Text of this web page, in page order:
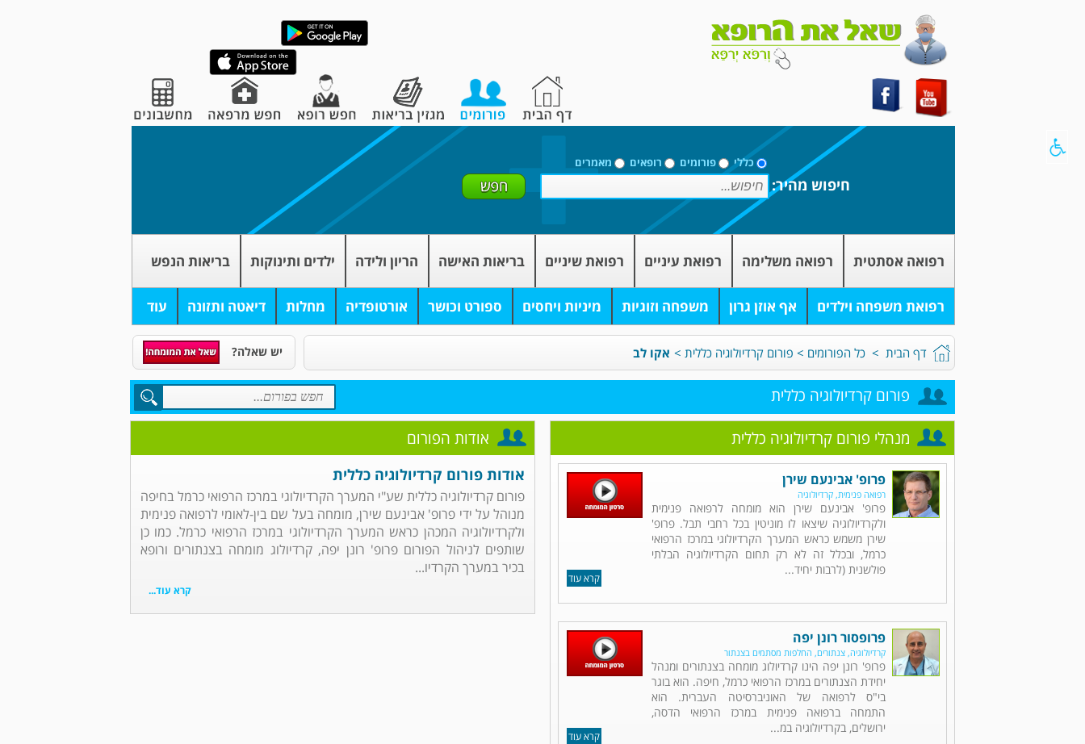
כללי פורומים רופאים מאמרים
חיפוש מהיר:
רפואה אסתטית רפואה משלימה רפואת עיניים רפואת שיניים בריאות האישה הריון ולידה ילדים ותינוקות בריאות הנפש
רפואת משפחה וילדים אף אוזן גרון משפחה וזוגיות מיניות ויחסים ספורט וכושר אורטופדיה מחלות דיאטה ותזונה עוד
דף הבית > כל הפורומים > פורום קרדיולוגיה כללית > אקו לב יש שאלה?
פורום קרדיולוגיה כללית
אודות הפורום
אודות פורום קרדיולוגיה כללית
פורום קרדיולוגיה כללית שע"י המערך הקרדיולוגי במרכז הרפואי כרמל בחיפה
מנוהל על ידי פרופ' אבינעם שירן, מומחה בעל שם בין-לאומי לרפואה פנימית
ולקרדיולוגיה המכהן כראש המערך הקרדיולוגי במרכז הרפואי כרמל. כמו כן
שותפים לניהול הפורום פרופ' רונן יפה, קרדיולוג מומחה בצנתורים ורופא
בכיר במערך הקרדיו...
קרא עוד...
מנהלי פורום קרדיולוגיה כללית
קרא עוד
פרופ' אבינעם שירן
רפואה פנימית, קרדיולוגיה
פרופ' אבינעם שירן הוא מומחה לרפואה פנימית
ולקרדיולוגיה שיצאו לו מוניטין בכל רחבי תבל. פרופ'
שירן משמש כראש המערך הקרדיולוגי במרכז הרפואי
כרמל, ובכלל זה לא רק תחום הקרדיולוגיה הבלתי
פולשנית (לרבות יחיד...
קרא עוד
פרופסור רונן יפה
קרדיולוגיה, צנתורים, החלפות מסתמים בצנתור
פרופ' רונן יפה הינו קרדיולוג מומחה בצנתורים ומנהל
יחידת הצנתורים במרכז הרפואי כרמל, חיפה. הוא בוגר
בי"ס לרפואה של האוניברסיטה העברית. הוא
התמחה ברפואה פנימית במרכז הרפואי הדסה,
ירושלים, בקרדיולוגיה במ...